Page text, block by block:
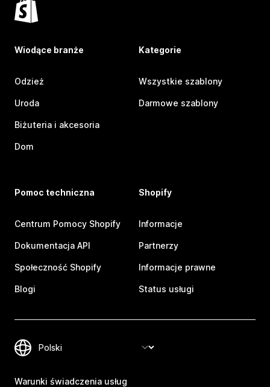
Wiodące branże
Odzież
Uroda
Biżuteria i akcesoria
Dom
Kategorie
Wszystkie szablony
Darmowe szablony
Pomoc techniczna
Centrum Pomocy Shopify
Dokumentacja API
Społeczność Shopify
Blogi
Shopify
Informacje
Partnerzy
Informacje prawne
Status usługi
Warunki świadczenia usług